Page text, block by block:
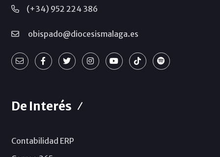
(+34) 952 224 386
obispado@diocesismalaga.es
De Interés
Contabilidad ERP